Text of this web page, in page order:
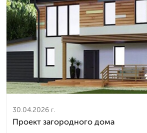
30.04.2026 г.
Проект загородного дома